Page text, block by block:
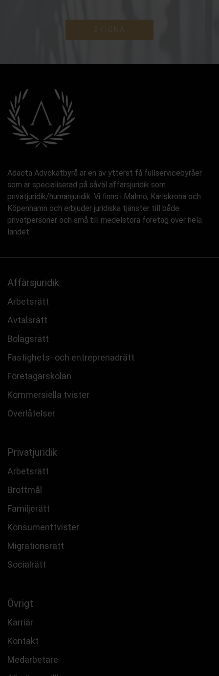
SKICKA
Adacta Advokatbyrå är en av ytterst få fullservicebyråer
som är specialiserad på såväl affärsjuridik som
privatjuridik/humanjuridik. Vi finns i Malmö, Karlskrona och
Köpenhamn och erbjuder juridiska tjänster till både
privatpersoner och små till medelstora företag över hela
landet.
Affärsjuridik
Arbetsrätt
Avtalsrätt
Bolagsrätt
Fastighets- och entreprenadrätt
Företagarskolan
Kommersiella tvister
Överlåtelser
Privatjuridik
Arbetsrätt
Brottmål
Familjerätt
Konsumenttvister
Migrationsrätt
Socialrätt
Övrigt
Karriär
Kontakt
Medarbetare